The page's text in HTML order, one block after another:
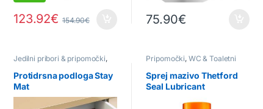
123.92€ 154.90€ 75.90€
Jedilni pribori & pripomočki,
WC & Toaletni pripomočki
Protidrsna podloga Stay
Mat
Pripomočki, WC & Toaletni
pripomočki
avtodome
Sprej mazivo Thetford
Seal Lubricant